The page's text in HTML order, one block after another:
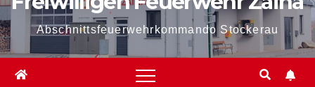
Abschnittsfeuerwehrkommando Stockerau